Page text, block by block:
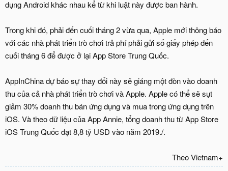
dụng Android khác nhau kể từ khi luật này được ban hành.
Trong khi đó, phải đến cuối tháng 2 vừa qua, Apple mới thông báo
với các nhà phát triển trò chơi trả phí phải gửi số giấy phép đến
cuối tháng 6 để được ở lại App Store Trung Quốc.
AppInChina dự báo sự thay đổi này sẽ giáng một đòn vào doanh
thu của cả nhà phát triển trò chơi và Apple. Apple có thể sẽ sụt
giảm 30% doanh thu bán ứng dụng và mua trong ứng dụng trên
iOS. Và theo dữ liệu của App Annie, tổng doanh thu từ App Store
iOS Trung Quốc đạt 8,8 tỷ USD vào năm 2019./.
Theo Vietnam+​